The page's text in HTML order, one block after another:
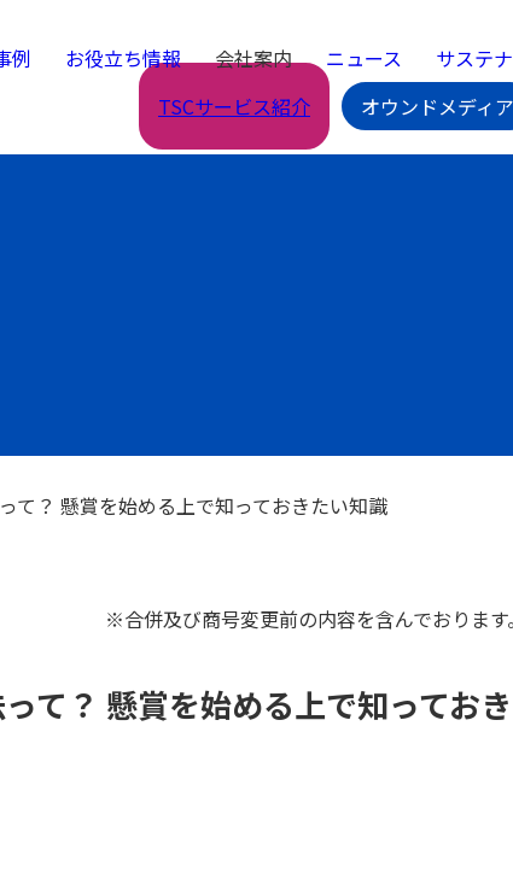
例 お役立ち情報 会社案内 ニュース サステ
TSCサービス紹介
オウンドメディア
て？ 懸賞を始める上で知っておきたい知識
※合併及び商号変更前の内容を含んでおります。
て？ 懸賞を始める上で知っておき